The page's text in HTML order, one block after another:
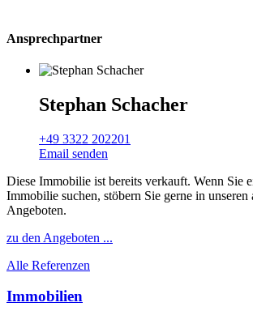
Ansprechpartner
Stephan Schacher
+49 3322 202201
Email senden
Diese Immobilie ist bereits verkauft. Wenn Sie
Immobilie suchen, stöbern Sie gerne in unseren
Angeboten.
zu den Angeboten ...
Alle Referenzen
Immobilien